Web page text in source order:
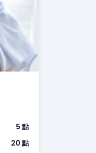
5 點
20 點